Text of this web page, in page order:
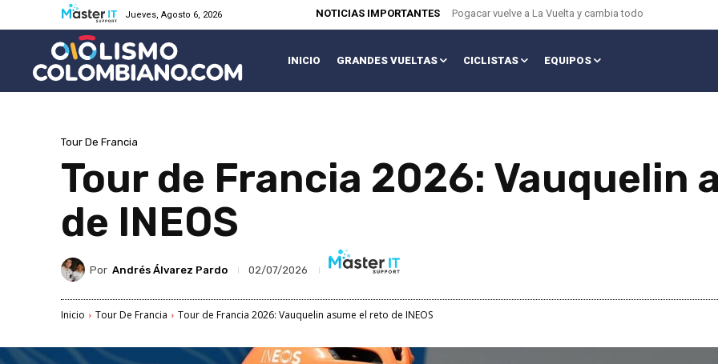
Jueves, Agosto 6, 2026 NOTICIAS IMPORTANTES Pogacar vuelve a La Vuelta y cambia todo
INICIO GRANDES VUELTAS CICLISTAS EQUIPOS
Tour De Francia
Tour de Francia 2026: Vauquelin
de INEOS
Por Andrés Álvarez Pardo 02/07/2026
Inicio Tour De Francia Tour de Francia 2026: Vauquelin asume el reto de INEOS